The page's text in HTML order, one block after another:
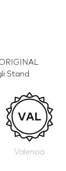
Stand
Valencia